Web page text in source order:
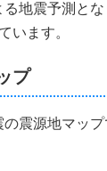
地震予測と
います。
プ
震源地マッ